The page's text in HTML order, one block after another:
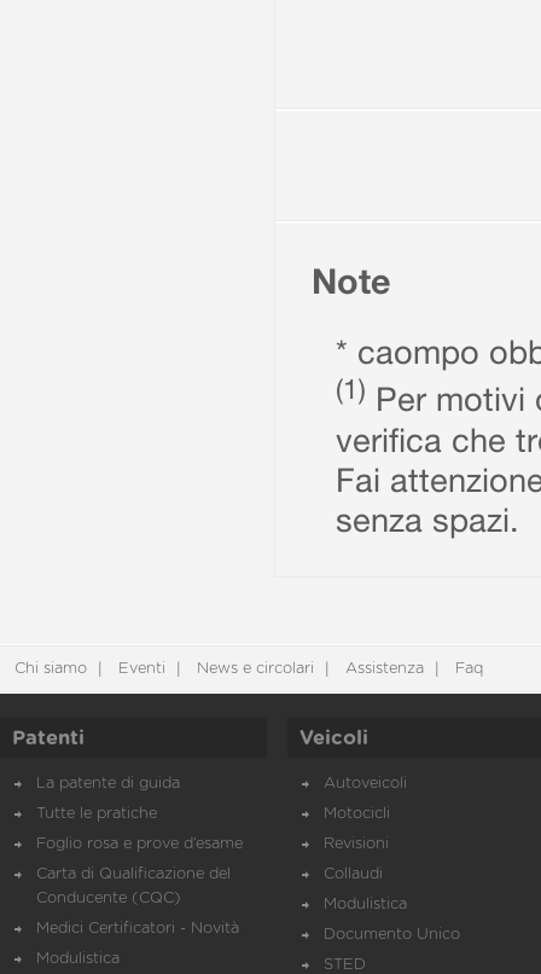
Note
* caompo
(1) Per motivi
verifica che
Fai
senza spazi.
Chi siamo Eventi News e circolari Assistenza Faq
Patenti
La patente di guida
Tutte le pratiche
Foglio rosa e prove d’esame
Carta di Qualificazione del
Conducente (CQC)
Medici Certificatori - Novità
Modulistica
Veicoli
Autoveicoli
Motocicli
Revisioni
Collaudi
Modulistica
Documento Unico
STED